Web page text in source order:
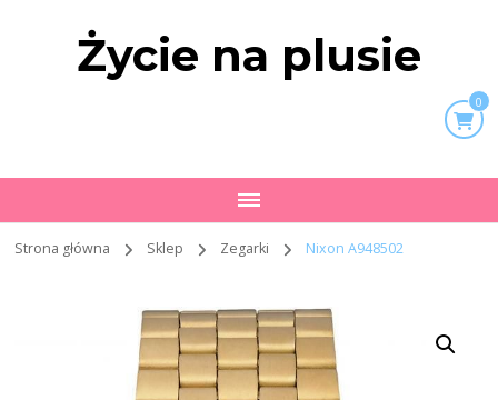
Życie na plusie
0
Strona główna Sklep Zegarki Nixon A948502